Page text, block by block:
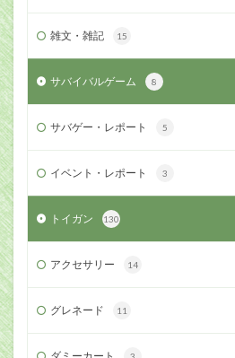
雑文・雑記 15
サバイバルゲーム 8
サバゲー・レポート 5
イベント・レポート 3
トイガン 130
アクセサリー 14
グレネード 11